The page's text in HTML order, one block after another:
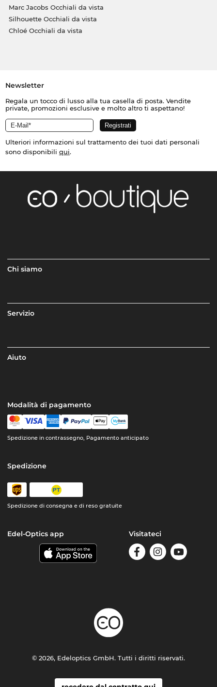
Marc Jacobs Occhiali da vista
Silhouette Occhiali da vista
Chloé Occhiali da vista
Newsletter
Regala un tocco di lusso alla tua casella di posta. Vendite
private, promozioni esclusive e molto altro ti aspettano!
Ulteriori informazioni sul trattamento dei tuoi dati personali
sono disponibili qui.
Chi siamo
Servizio
Aiuto
Modalità di pagamento
Spedizione in contrassegno, Pagamento anticipato
Spedizione
Spedizione di consegna e di reso gratuite
Edel-Optics app Visitateci
© 2026, Edeloptics GmbH. Tutti i diritti riservati.